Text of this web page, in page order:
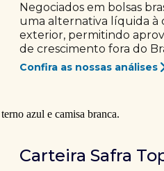
Negociados em bolsas
uma alternativa líquida à
exterior, permitindo
de crescimento fora do
Confira as nossas análises
Carteira Safra